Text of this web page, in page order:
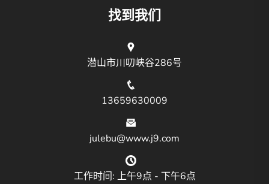
找到我们
潜山市川叨峡谷286号
13659630009
julebu@www.j9.com
工作时间: 上午9点 - 下午6点